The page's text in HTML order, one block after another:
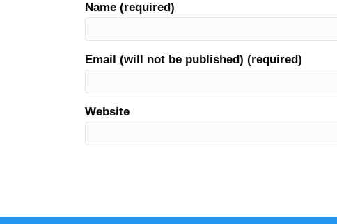
Name (required)
Email (will not be published) (required)
Website